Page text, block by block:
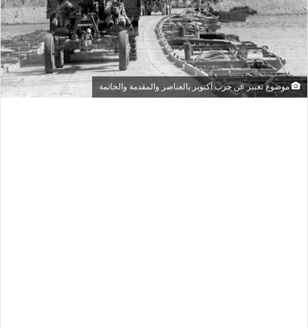
موضوع تعبير عن حرب أكتوبر بالعناصر والمقدمة والخاتمة